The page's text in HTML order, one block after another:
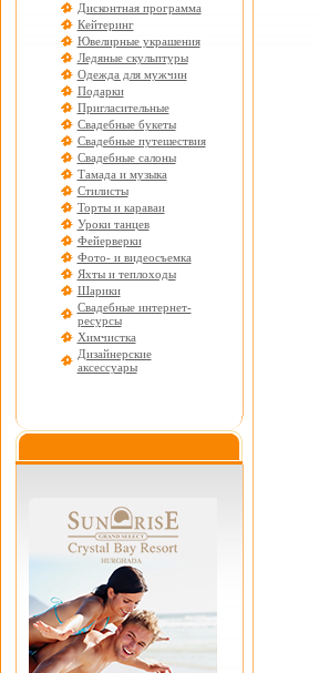
Дисконтная программа
Кейтеринг
Ювелирные украшения
Ледяные скульптуры
Одежда для мужчин
Подарки
Пригласительные
Свадебные букеты
Свадебные путешествия
Свадебные салоны
Тамада и музыка
Стилисты
Торты и караваи
Уроки танцев
Фейерверки
Фото- и видеосъемка
Яхты и теплоходы
Шарики
Свадебные интернет-
ресурсы
Химчистка
Дизайнерские
аксессуары